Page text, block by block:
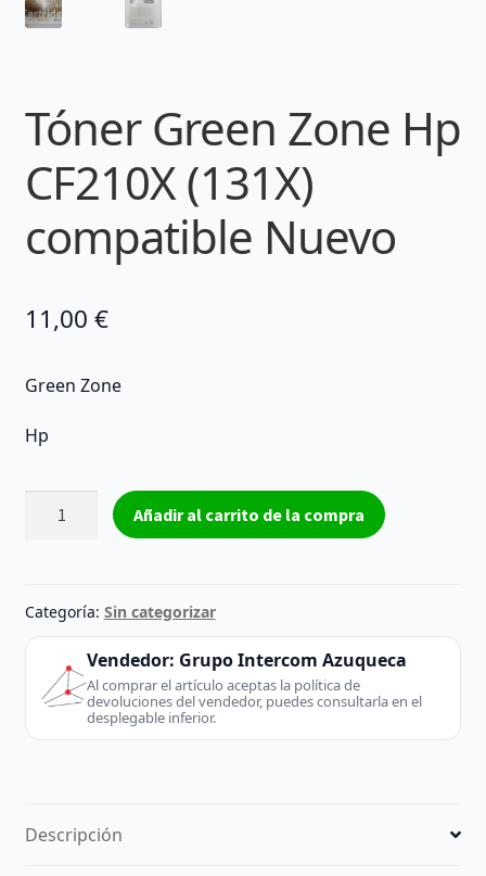
Tóner Green Zone Hp
CF210X (131X)
compatible Nuevo
11,00 €
Green Zone
Hp
Green
CF210X
(131X)
compatible
Nuevo
cantidad
Añadir al carrito de la compra
Categoría: Sin categorizar
Vendedor: Grupo Intercom Azuqueca
Al comprar el artículo aceptas la política de
devoluciones del vendedor, puedes consultarla en el
desplegable inferior.
Descripción